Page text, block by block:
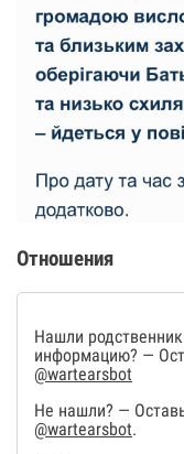
Отношения
Нашли
информацию? —
@wartearsbot
Не нашли? —
@wartearsbot.